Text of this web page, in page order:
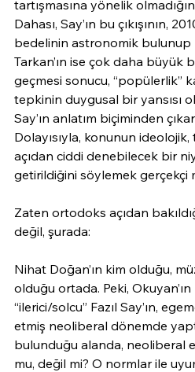
tartışmasına yönelik
Dahası, Say’ın bu çıkışının,
bedelinin astronomik bulunup
Tarkan’ın ise çok daha büyük
geçmesi sonucu, “popülerlik”
tepkinin duygusal bir yansısı
Say’ın anlatım biçiminden
Dolayısıyla, konunun
açıdan ciddi denebilecek bir
getirildiğini söylemek gerçekçi
Zaten ortodoks açıdan
değil, şurada:
Nihat Doğan’ın kim olduğu,
olduğu ortada. Peki,
“ilerici/solcu” Fazıl Say’ın,
etmiş neoliberal dönemde
bulunduğu alanda, neoliberal
mu, değil mi? O normlar ile